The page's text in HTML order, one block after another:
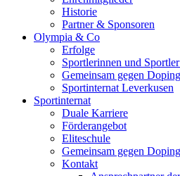
Historie
Partner & Sponsoren
Olympia & Co
Erfolge
Sportlerinnen und Sportler
Gemeinsam gegen Doping
Sportinternat Leverkusen
Sportinternat
Duale Karriere
Förderangebot
Eliteschule
Gemeinsam gegen Doping
Kontakt